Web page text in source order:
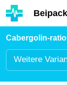
Hauptinhalt
Cabergolin-
Weitere